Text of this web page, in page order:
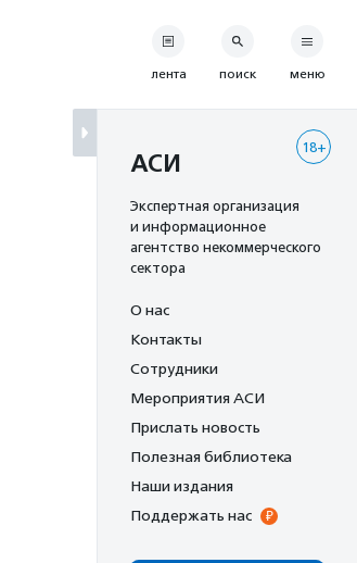
лента поиск меню
18+
АСИ
Экспертная организация
и информационное
агентство некоммерческого
сектора
О нас
Контакты
Сотрудники
Мероприятия АСИ
Прислать новость
Полезная библиотека
Наши издания
Поддержать нас